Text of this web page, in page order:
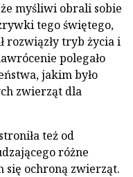
myśliwi obrali sobie
tego świętego,
rozwiązły tryb życia i
polegało
jakim było
zwierząt dla
też od
różne
się ochroną zwierząt.